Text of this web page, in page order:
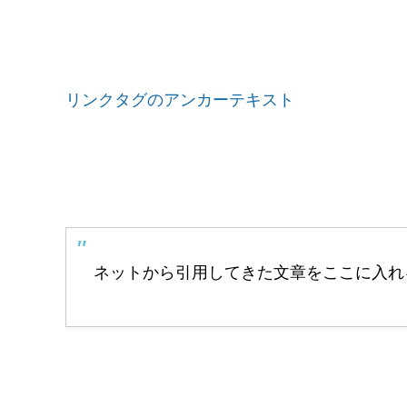
リンクタグのアンカーテキスト
ネットから引用してきた文章をここに入